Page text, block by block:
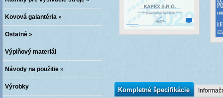
Kovová galantéria »
Ostatné »
Výplňový materiál
Návody na použitie »
Výrobky Kompletné špecifikácie